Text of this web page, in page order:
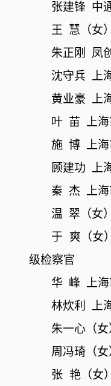
张建锋 中
王
慧（女）
朱正刚
凤
沈守兵
上
黄业豪
上
叶 苗
上
施 博
上
顾建功
上
秦 杰
上
温
翠（女）
于
爽（女）
级检察官
华 峰
上
林炊利
上
朱一心（女
周冯琦（女
张 艳（女）